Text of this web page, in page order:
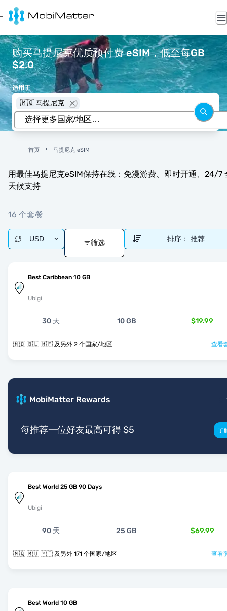
购买马提尼克优质预付费 eSIM，低至每GB
$2.0
适用于
🇲🇶 马提尼克
首页 马提尼克 eSIM
用最佳马提尼克eSIM保持在线：免漫游费、即时开通、24/7
天候支持
16 个套餐
USD 筛选 排序： 推荐
Best Caribbean 10 GB
Ubigi
30 天 10 GB $19.99
🇲🇶 🇧🇱 🇲🇫 及另外 2 个国家/地区 查看
MobiMatter Rewards
每推荐一位好友最高可得 $5 了
Best World 25 GB 90 Days
Ubigi
90 天 25 GB $69.99
🇲🇶 🇲🇺 🇾🇹 及另外 171 个国家/地区 查看
Best World 10 GB